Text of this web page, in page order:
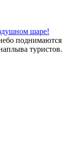
шаре!
поднимаются
туристов.